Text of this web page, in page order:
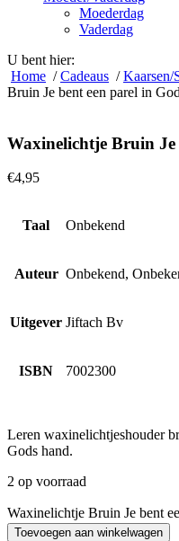
Moederdag
Vaderdag
U bent hier:
Home /Cadeaus /Kaarsen/
Bruin Je bent een parel in
Waxinelichtje Bruin Je
€4,95
Taal Onbekend
Auteur Onbekend,
Uitgever Jiftach Bv
ISBN 7002300
Leren waxinelichtjeshouder
Gods hand.
2 op voorraad
Waxinelichtje Bruin Je bent
Toevoegen aan winkelwagen